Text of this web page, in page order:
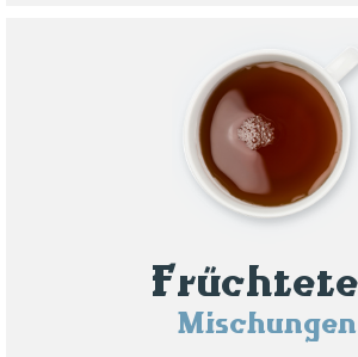
Mischungen